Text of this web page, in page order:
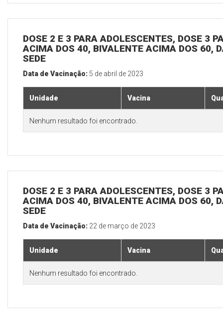
DOSE 2 E 3 PARA ADOLESCENTES, DOSE 3
ACIMA DOS 40, BIVALENTE ACIMA DOS 60,
SEDE
Data de Vacinação: 5 de abril de 2023
Unidade Vacina
Nenhum resultado foi encontrado.
DOSE 2 E 3 PARA ADOLESCENTES, DOSE 3
ACIMA DOS 40, BIVALENTE ACIMA DOS 60,
SEDE
Data de Vacinação: 22 de março de 2023
Unidade Vacina
Nenhum resultado foi encontrado.